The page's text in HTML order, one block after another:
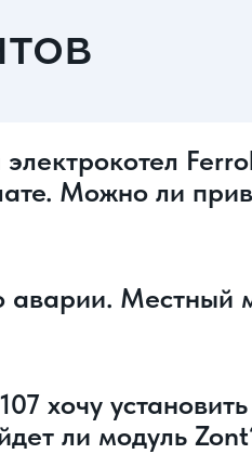
Можно ли
Местный
хочу
ли модуль